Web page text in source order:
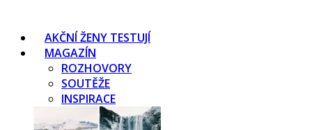
AKČNÍ ŽENY TESTUJÍ
MAGAZÍN
ROZHOVORY
SOUTĚŽE
INSPIRACE